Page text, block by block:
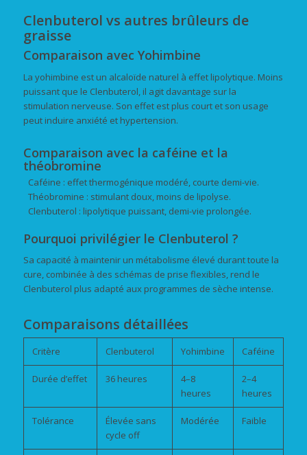
Clenbuterol vs autres brûleurs de
graisse
Comparaison avec Yohimbine
La yohimbine est un alcaloïde naturel à effet lipolytique. Moins
puissant que le Clenbuterol, il agit davantage sur la
stimulation nerveuse. Son effet est plus court et son usage
peut induire anxiété et hypertension.
Comparaison avec la caféine et la
théobromine
Caféine : effet thermogénique modéré, courte demi-vie.
Théobromine : stimulant doux, moins de lipolyse.
Clenbuterol : lipolytique puissant, demi-vie prolongée.
Pourquoi privilégier le Clenbuterol ?
Sa capacité à maintenir un métabolisme élevé durant toute la
cure, combinée à des schémas de prise flexibles, rend le
Clenbuterol plus adapté aux programmes de sèche intense.
Comparaisons détaillées
Critère Clenbuterol Yohimbine Caféine
Durée d’effet 36 heures
4–8
heures
2–4
heures
Tolérance
Élevée sans
cycle off
Modérée Faible